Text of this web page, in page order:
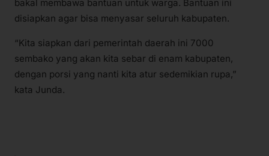
bakal membawa bantuan untuk warga. Bantuan ini
disiapkan agar bisa menyasar seluruh kabupaten.
“Kita siapkan dari pemerintah daerah ini 7000
sembako yang akan kita sebar di enam kabupaten,
dengan porsi yang nanti kita atur sedemikian rupa,”
kata Junda.